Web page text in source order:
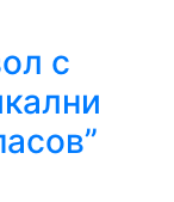
с